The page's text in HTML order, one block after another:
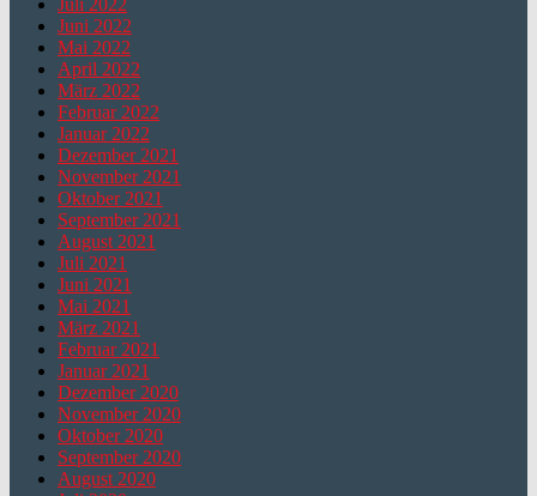
Juli 2022
Juni 2022
Mai 2022
April 2022
März 2022
Februar 2022
Januar 2022
Dezember 2021
November 2021
Oktober 2021
September 2021
August 2021
Juli 2021
Juni 2021
Mai 2021
März 2021
Februar 2021
Januar 2021
Dezember 2020
November 2020
Oktober 2020
September 2020
August 2020